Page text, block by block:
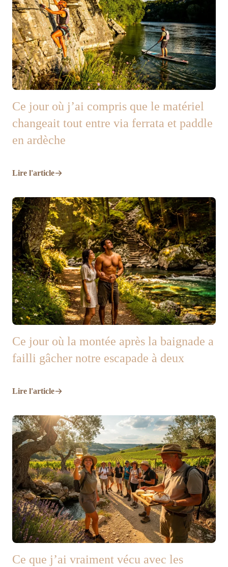
Ce jour où j’ai compris que le matériel
changeait tout entre via ferrata et paddle
en ardèche
Lire l'article
Ce jour où la montée après la baignade a
failli gâcher notre escapade à deux
Lire l'article
Ce que j’ai vraiment vécu avec les